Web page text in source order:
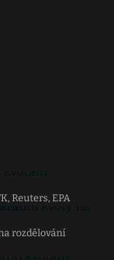
Reuters, EPA
rozdělování